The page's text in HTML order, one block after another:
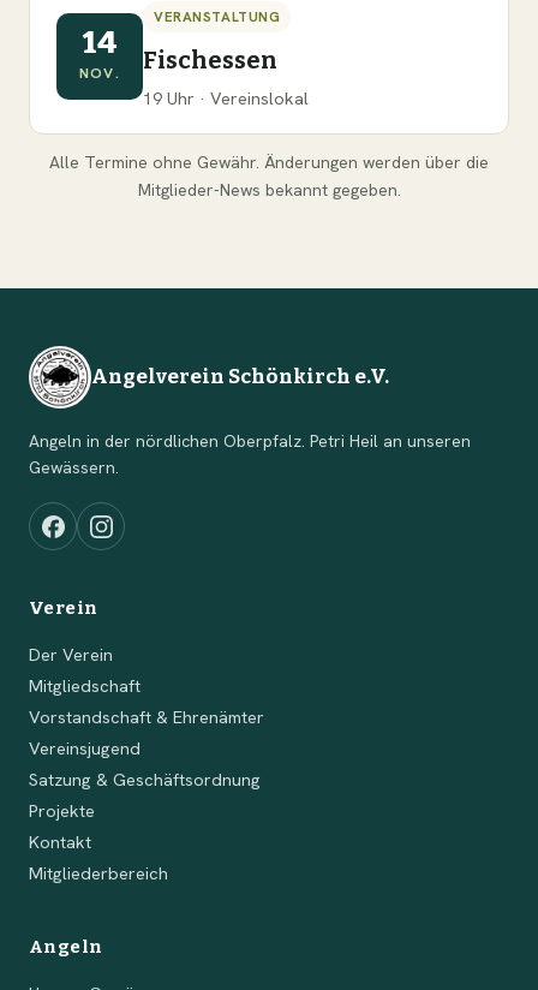
14
NOV.
VERANSTALTUNG
Fischessen
19 Uhr · Vereinslokal
Alle Termine ohne Gewähr. Änderungen werden über die
Mitglieder-News bekannt gegeben.
Angelverein Schönkirch e.V.
Angeln in der nördlichen Oberpfalz. Petri Heil an unseren
Gewässern.
Verein
Der Verein
Mitgliedschaft
Vorstandschaft & Ehrenämter
Vereinsjugend
Satzung & Geschäftsordnung
Projekte
Kontakt
Mitgliederbereich
Angeln